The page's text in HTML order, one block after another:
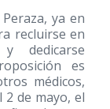
ya en
recluirse en
dedicarse
es
médicos,
de mayo, el